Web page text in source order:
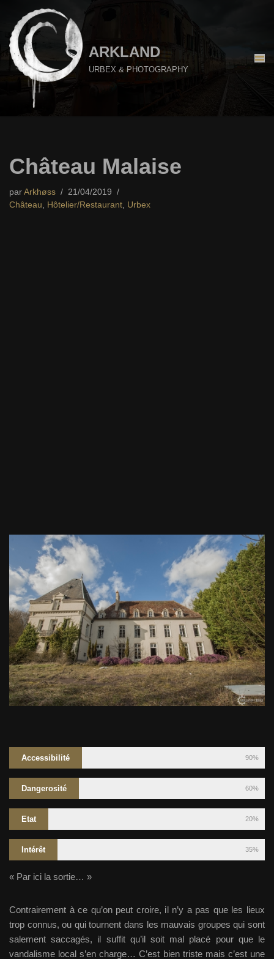
Aller
au
contenu
ARKLAND
URBEX & PHOTOGRAPHY
Château Malaise
par Arkhøss
21/04/2019
Château, Hôtelier/Restaurant, Urbex
Accessibilité 90%
Dangerosité 60%
Etat 20%
Intérêt 35%
« Par ici la sortie… »
Contrairement à ce qu’on peut croire, il n’y a pas que les lieux
trop connus, ou qui tournent dans les mauvais groupes qui sont
salement saccagés, il suffit qu’il soit mal placé pour que le
vandalisme local s’en charge… C’est bien triste mais c’est une